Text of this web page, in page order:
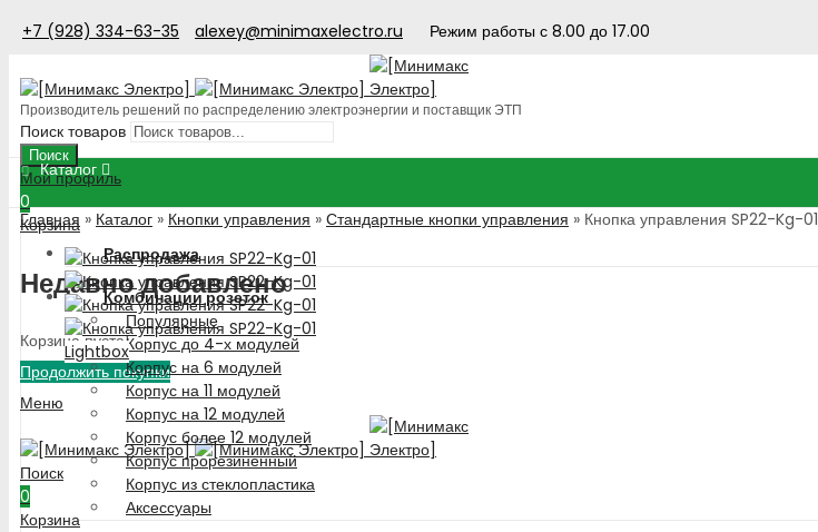
+7 (928) 334-63-35 alexey@minimaxelectro.ru Режим работы с 8.00 до 17.00
Производитель решений по распределению электроэнергии и поставщик ЭТП
Поиск товаров
Поиск
Мой профиль
0
Корзина
Недавно добавлено
Корзина пуста!
Продолжить покупки
Меню
Поиск
0
Корзина
Каталог
Распродажа
Комбинации розеток
Популярные
Корпус до 4-х модулей
Корпус на 6 модулей
Корпус на 11 модулей
Корпус на 12 модулей
Корпус более 12 модулей
Корпус прорезиненный
Корпус из стеклопластика
Аксессуары
Главная » Каталог » Кнопки управления » Стандартные кнопки управления » Кнопка управления SP22-Kg-01
Lightbox